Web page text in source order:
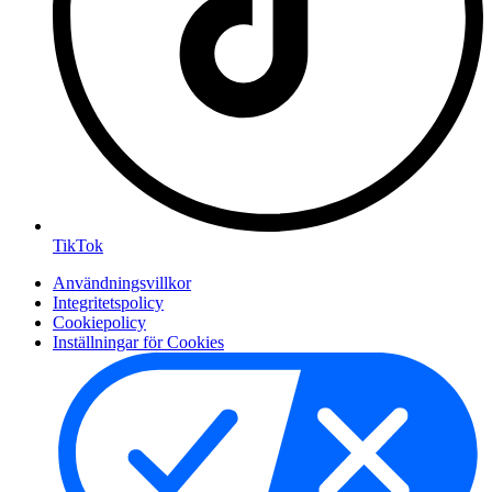
TikTok
Användningsvillkor
Integritetspolicy
Cookiepolicy
Inställningar för Cookies